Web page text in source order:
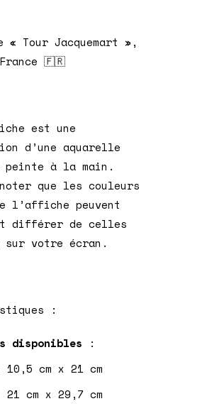
« Tour Jacquemart »,
🇫🇷
est une
d’une aquarelle
à la main.
que les couleurs
l’affiche peuvent
différer de celles
sur votre écran.
:
disponibles :
cm x 21 cm
cm x 29,7 cm